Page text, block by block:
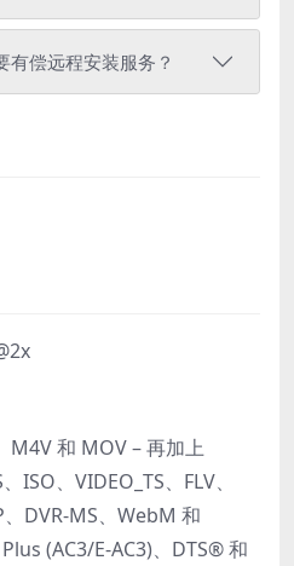
有偿远程安装服务？
和 MOV – 再加上
ISO、VIDEO_TS、FLV、
DVR-MS、WebM 和
(AC3/E-AC3)、DTS® 和